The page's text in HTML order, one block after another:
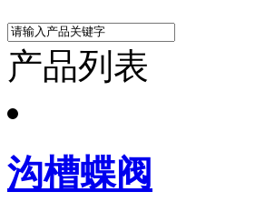
产品列表
沟槽蝶阀